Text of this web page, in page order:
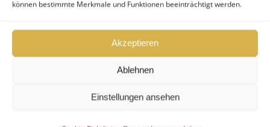
können bestimmte Merkmale und Funktionen beeinträchtigt werden.
Akzeptieren
Ablehnen
Einstellungen ansehen